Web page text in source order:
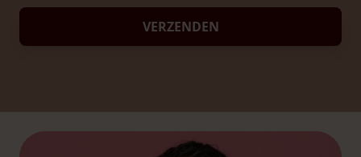
VERZENDEN